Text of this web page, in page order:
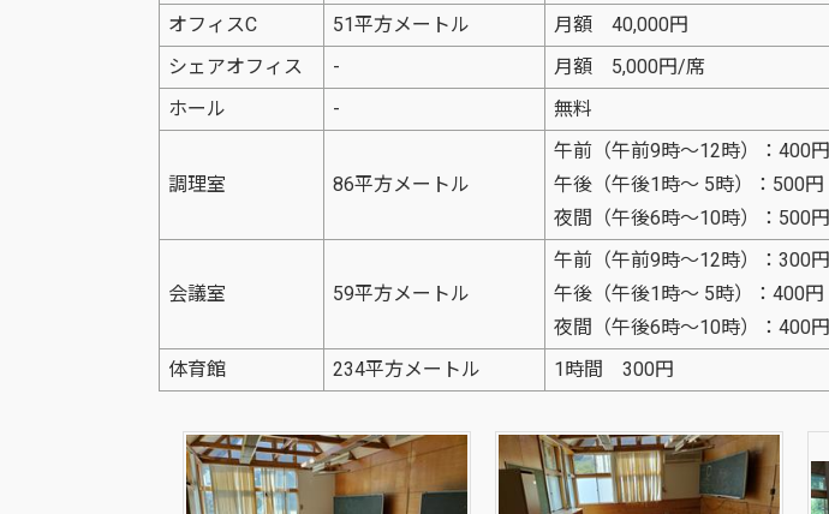
オフィスC
51平方メートル
月額 40,000円
シェアオフィス
-
月額 5,000円/席
ホール
- 無料
調理室 86平方メートル
午前（午前9時～12時）：400円
午後（午後1時～ 5時）：500円
夜間（午後6時～10時）：500円
会議室 59平方メートル
午前（午前9時～12時）：300円
午後（午後1時～ 5時）：400円
夜間（午後6時～10時）：400円
体育館
234平方メートル 1時間 300円